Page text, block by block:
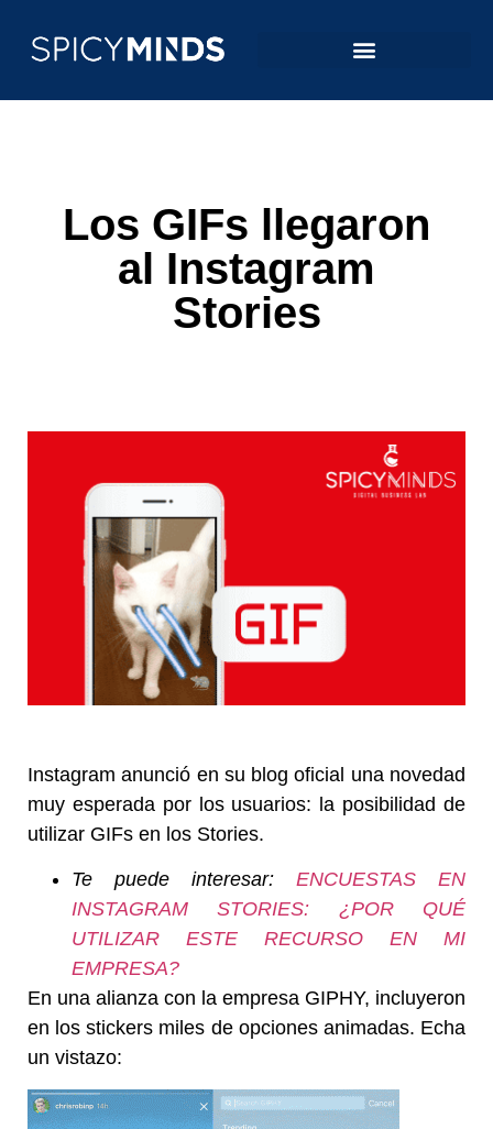
Los GIFs llegaron
al Instagram
Stories
Instagram anunció en su blog oficial una novedad
muy esperada por los usuarios: la posibilidad de
utilizar GIFs en los Stories.
Te puede interesar: ENCUESTAS EN
INSTAGRAM STORIES: ¿POR QUÉ
UTILIZAR ESTE RECURSO EN MI
EMPRESA?
En una alianza con la empresa GIPHY, incluyeron
en los stickers miles de opciones animadas. Echa
un vistazo: